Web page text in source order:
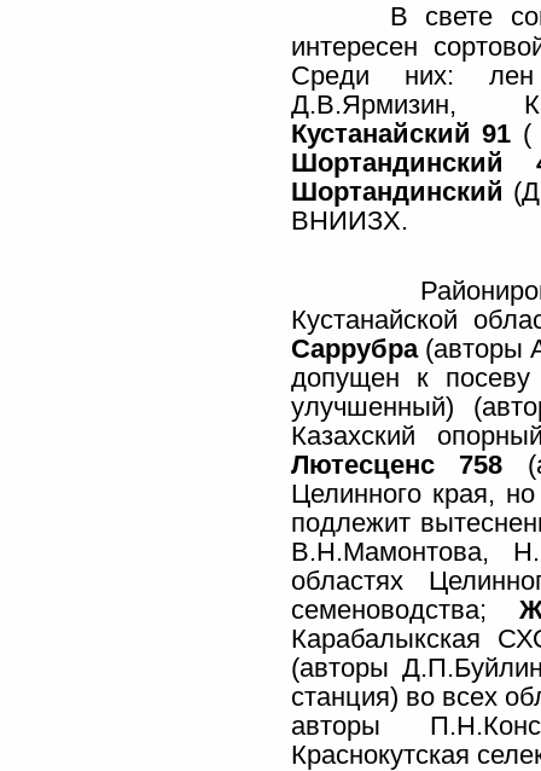
В свете
интересен
Среди них:
Д.В.Ярмизин,
Кустанайский 91 (
Шортандинский
Шортандинский
ВНИИЗХ.
Кустанайской
Саррубра(авторы
допущен к
улучшенный)
Казахский
Лютесценс 758
Целинного края,
подлежит
В.Н.Мамонтова,
областях
семеноводства;
Карабалыкская
(авторы
станция) во всех
авторы
Краснокутская